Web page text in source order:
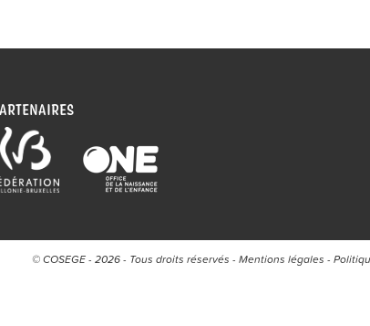
© COSEGE - 2026 - Tous droits réservés - Mentions légales -